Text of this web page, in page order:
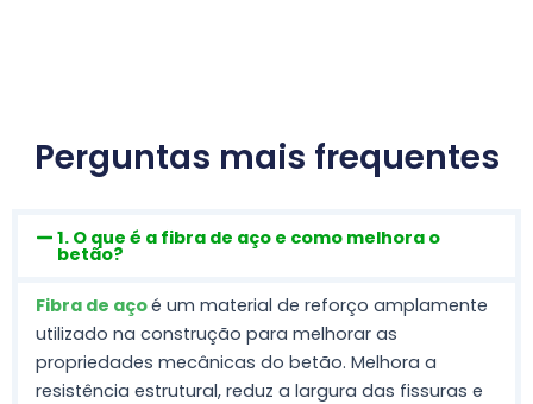
Perguntas mais frequentes
1. O que é a fibra de aço e como melhora o
betão?
Fibra de açoé um material de reforço amplamente
utilizado na construção para melhorar as
propriedades mecânicas do betão. Melhora a
resistência estrutural, reduz a largura das fissuras e